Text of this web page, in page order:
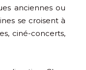
anciennes ou
se croisent à
ciné-concerts,